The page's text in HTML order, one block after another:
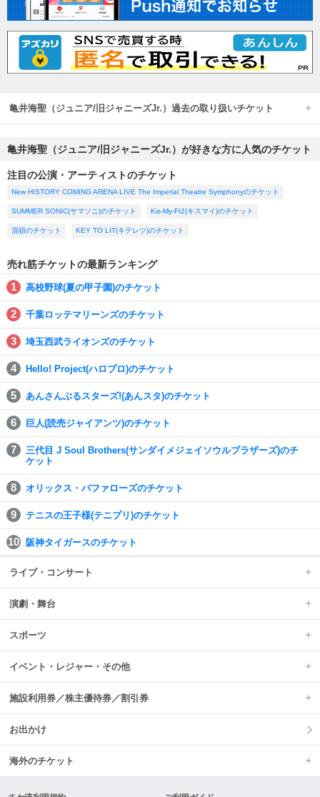
亀井海聖（ジュニア/旧ジャニーズJr.）過去の取り扱いチケット
亀井海聖（ジュニア/旧ジャニーズJr.）が好きな方に人気のチケット
注目の公演・アーティストのチケット
New HISTORY COMING ARENA LIVE The Imperial Theatre Symphonyのチケット
SUMMER SONIC(サマソニ)のチケット Kis-My-Ft2(キスマイ)のチケット
混頓のチケット KEY TO LIT(キテレツ)のチケット
売れ筋チケットの最新ランキング
高校野球(夏の甲子園)のチケット
千葉ロッテマリーンズのチケット
埼玉西武ライオンズのチケット
Hello! Project(ハロプロ)のチケット
あんさんぶるスターズ!(あんスタ)のチケット
巨人(読売ジャイアンツ)のチケット
三代目 J Soul Brothers(サンダイメジェイソウルブラザーズ)のチ
ケット
オリックス・バファローズのチケット
テニスの王子様(テニプリ)のチケット
阪神タイガースのチケット
ライブ・コンサート
演劇・舞台
スポーツ
イベント・レジャー・その他
施設利用券／株主優待券／割引券
お出かけ
海外のチケット